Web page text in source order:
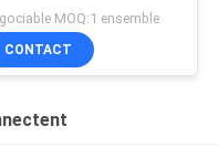
1500 2500
Système Mylink
MOQ:1 ensemble
CONTACT